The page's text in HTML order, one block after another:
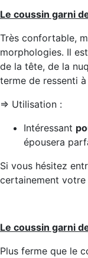
Le coussin garni
Très confortable,
morphologies. Il
de la tête, de la
terme de ressenti
=> Utilisation :
Intéressant
épousera
Si vous hésitez
certainement votre
Le coussin garni
Plus ferme que le